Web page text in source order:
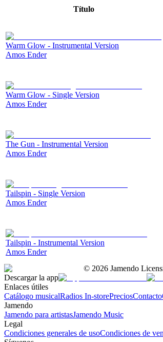
Título
Warm Glow - Instrumental Version
Amos Ender
Warm Glow - Single Version
Amos Ender
The Gun - Instrumental Version
Amos Ender
Tailspin - Single Version
Amos Ender
Tailspin - Instrumental Version
Amos Ender
© 2026 Jamendo
Descargar la app
Enlaces útiles
Catálogo musicalRadios In-storePreciosContacto
Jamendo
Jamendo para artistasJamendo Music
Legal
Condiciones generales de usoCondiciones de